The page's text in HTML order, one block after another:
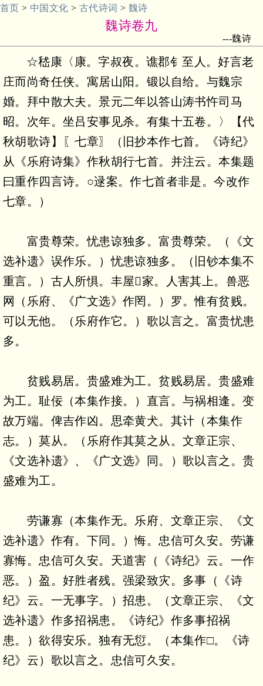
首页 > 中国文化 > 古代诗词 > 魏诗
魏诗卷九
---魏诗
☆嵇康〈康。字叔夜。谯郡钅至人。好言老
庄而尚奇任侠。寓居山阳。锻以自给。与魏宗
婚。拜中散大夫。景元二年以答山涛书忤司马
昭。次年。坐吕安事见杀。有集十五卷。〉【代
秋胡歌诗】〖七章〗（旧抄本作七首。《诗纪》
从《乐府诗集》作秋胡行七首。并注云。本集题
曰重作四言诗。○逯案。作七首者非是。今改作
七章。）
富贵尊荣。忧患谅独多。富贵尊荣。（《文
选补遗》误作乐。）忧患谅独多。（旧钞本集不
重言。）古人所惧。丰屋家。人害其上。兽恶
网（乐府、《广文选》作罔。）罗。惟有贫贱。
可以无他。（乐府作它。）歌以言之。富贵忧患
多。
贫贱易居。贵盛难为工。贫贱易居。贵盛难
为工。耻佞（本集作接。）直言。与祸相逢。变
故万端。俾吉作凶。思牵黄犬。其计（本集作
志。）莫从。（乐府作其莫之从。文章正宗、
《文选补遗》、《广文选》同。）歌以言之。贵
盛难为工。
劳谦寡（本集作无。乐府、文章正宗、《文
选补遗》作有。下同。）悔。忠信可久安。劳谦
寡悔。忠信可久安。天道害（《诗纪》云。一作
恶。）盈。好胜者残。强梁致灾。多事（《诗
纪》云。一无事字。）招患。（文章正宗、《文
选补遗》作多招祸患。《诗纪》作多事招祸
患。）欲得安乐。独有无愆。（本集作□。《诗
纪》云）歌以言之。忠信可久安。